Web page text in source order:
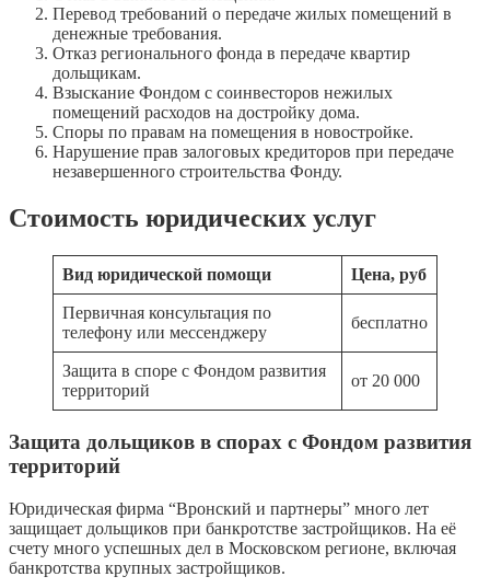
Перевод требований о передаче жилых помещений в
денежные требования.
Отказ регионального фонда в передаче квартир
дольщикам.
Взыскание Фондом с соинвесторов нежилых
помещений расходов на достройку дома.
Споры по правам на помещения в новостройке.
Нарушение прав залоговых кредиторов при передаче
незавершенного строительства Фонду.
Стоимость юридических услуг
Вид юридической помощи Цена, руб
Первичная консультация по
телефону или мессенджеру
бесплатно
Защита в споре с Фондом развития
территорий
от 20 000
Защита дольщиков в спорах с Фондом развития
территорий
Юридическая фирма “Вронский и партнеры” много лет
защищает дольщиков при банкротстве застройщиков. На её
счету много успешных дел в Московском регионе, включая
банкротства крупных застройщиков.